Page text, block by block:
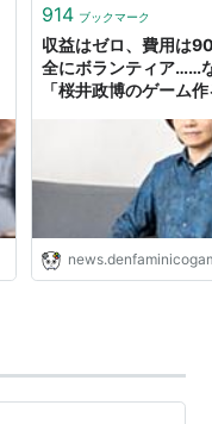
914 ブックマーク
収益はゼロ、費用は
全にボランティア……
「桜井政博のゲーム
さんにお聞きする、
人たちにとって、大